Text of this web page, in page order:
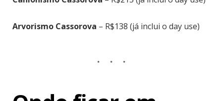
Arvorismo Cassorova – R$138 (já inclui o day use)